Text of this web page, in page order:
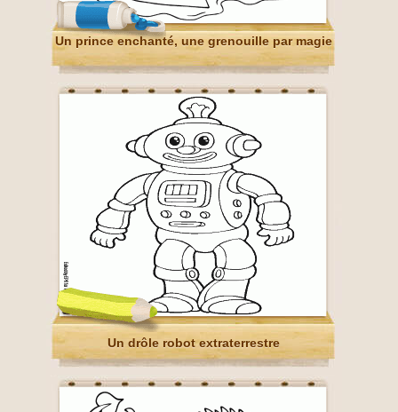
Un prince enchanté, une grenouille par magie
Un drôle robot extraterrestre